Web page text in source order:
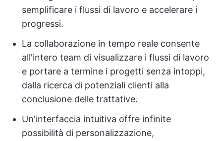
semplificare i flussi di lavoro e accelerare i
progressi.
La collaborazione in tempo reale consente
all'intero team di visualizzare i flussi di lavoro
e portare a termine i progetti senza intoppi,
dalla ricerca di potenziali clienti alla
conclusione delle trattative.
Un'interfaccia intuitiva offre infinite
possibilità di personalizzazione,